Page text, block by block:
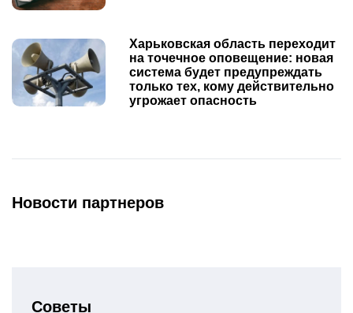
Харьковская область переходит
на точечное оповещение: новая
система будет предупреждать
только тех, кому действительно
угрожает опасность
Новости партнеров
Советы